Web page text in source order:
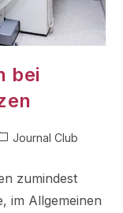
bei
Journal Club
zumindest
im Allgemeinen